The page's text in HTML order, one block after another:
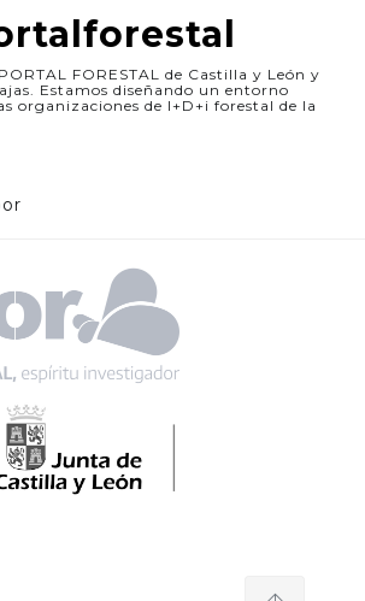
FORESTAL de Castilla y León y
Estamos diseñando un entorno
organizaciones de I+D+i forestal de la